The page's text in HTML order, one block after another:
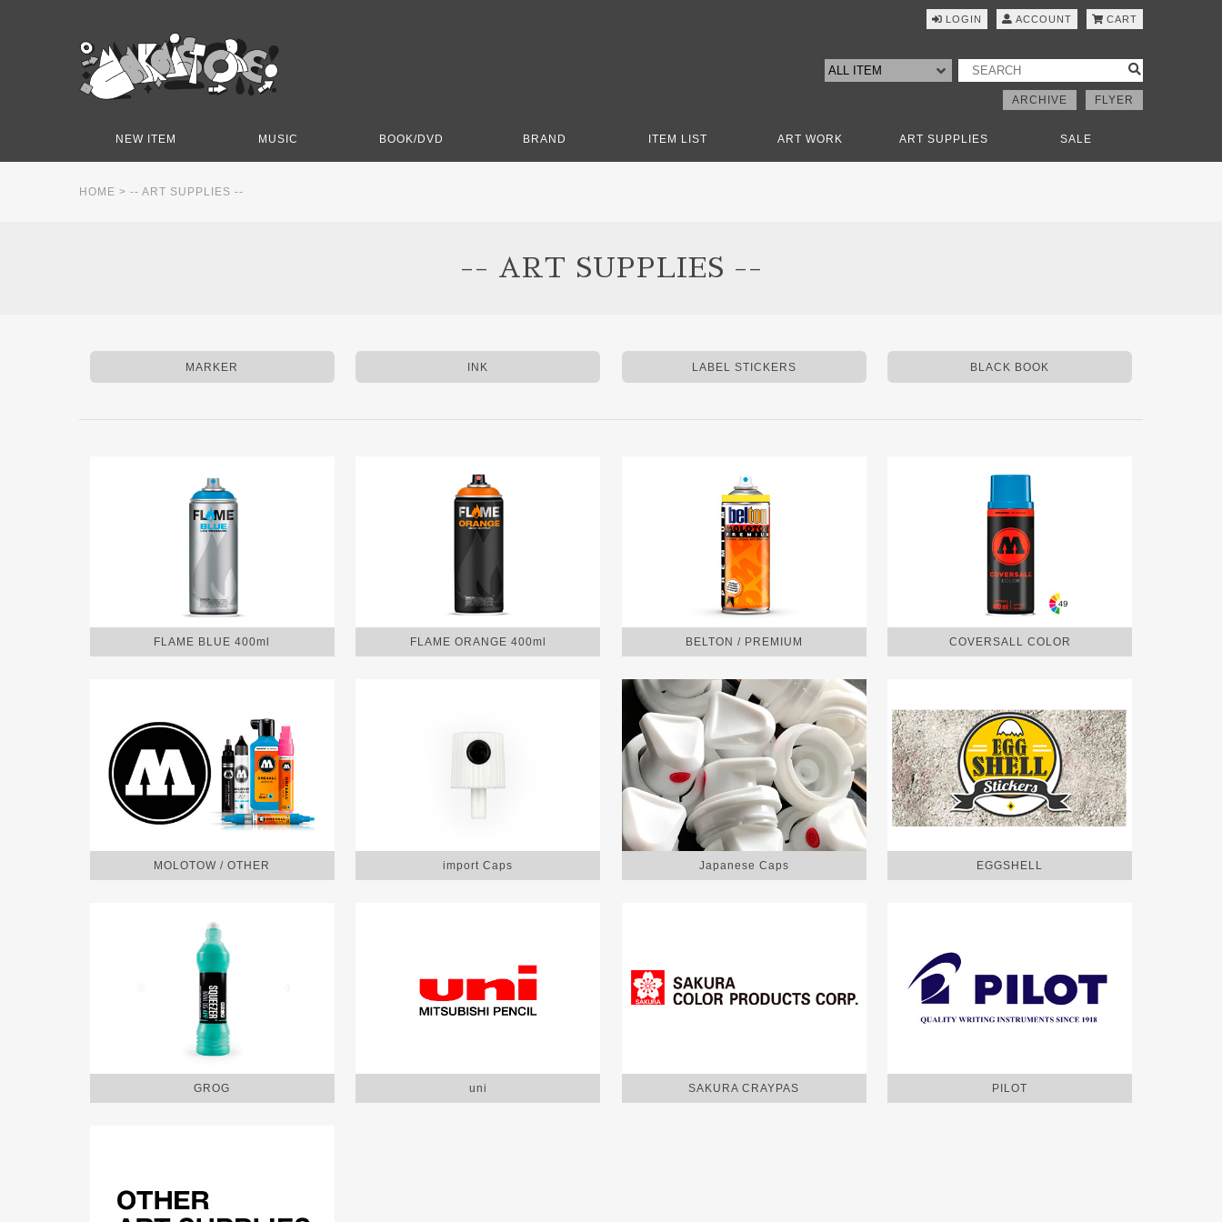
LOGIN ACCOUNT CART
ARCHIVE FLYER
NEW ITEM MUSIC BOOK/DVD BRAND ITEM LIST ART WORK ART SUPPLIES SALE
HOME > -- ART SUPPLIES --
-- ART SUPPLIES --
MARKER INK LABEL STICKERS BLACK BOOK
FLAME BLUE 400ml FLAME ORANGE 400ml BELTON / PREMIUM COVERSALL COLOR
MOLOTOW / OTHER import Caps Japanese Caps EGGSHELL
GROG uni SAKURA CRAYPAS PILOT